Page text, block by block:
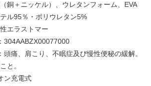
銅＋ニッケル）、ウレタンフォーム、EVA
ル95％・ポリウレタン5%
エラストマー
304AABZX00077000
痛、肩こり、不眠症及び慢性便秘の緩解。
と。
ン充電式